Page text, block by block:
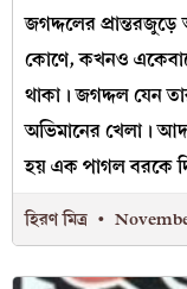
জগদ্দলের
কোণে, কখনও
থাকা। জগদ্দল যেন
অভিমানের খেলা।
হয় এক পাগল বরকে
হিরণ মিত্র